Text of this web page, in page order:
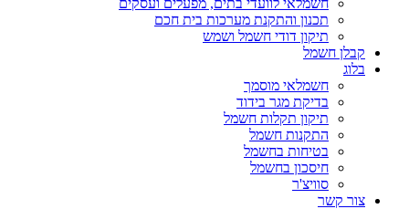
חשמלאי לוועדי בתים, מפעלים ועסקים
תכנון והתקנת מערכות בית חכם
תיקון דודי חשמל ושמש
קבלן חשמל
בלוג
חשמלאי מוסמך
בדיקת מגר בידוד
תיקון תקלות חשמל
התקנות חשמל
בטיחות בחשמל
חיסכון בחשמל
סוויצ'ר
צור קשר